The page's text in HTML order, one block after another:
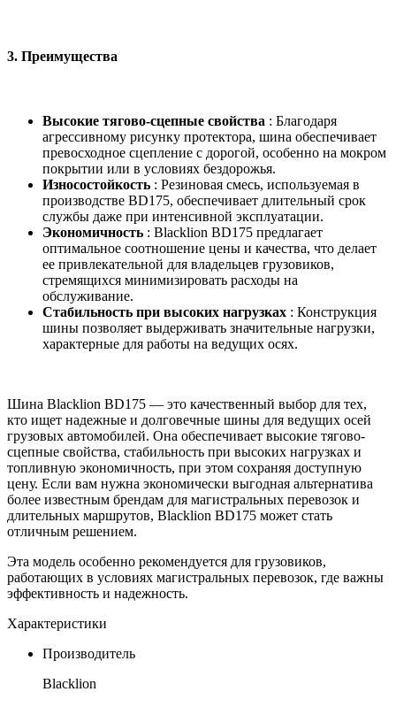
3. Преимущества
Высокие тягово-сцепные свойства : Благодаря
агрессивному рисунку протектора, шина обеспечивает
превосходное сцепление с дорогой, особенно на мокром
покрытии или в условиях бездорожья.
Износостойкость : Резиновая смесь, используемая в
производстве BD175, обеспечивает длительный срок
службы даже при интенсивной эксплуатации.
Экономичность : Blacklion BD175 предлагает
оптимальное соотношение цены и качества, что делает
ее привлекательной для владельцев грузовиков,
стремящихся минимизировать расходы на
обслуживание.
Стабильность при высоких нагрузках : Конструкция
шины позволяет выдерживать значительные нагрузки,
характерные для работы на ведущих осях.
Шина Blacklion BD175 — это качественный выбор для тех,
кто ищет надежные и долговечные шины для ведущих осей
грузовых автомобилей. Она обеспечивает высокие тягово-
сцепные свойства, стабильность при высоких нагрузках и
топливную экономичность, при этом сохраняя доступную
цену. Если вам нужна экономически выгодная альтернатива
более известным брендам для магистральных перевозок и
длительных маршрутов, Blacklion BD175 может стать
отличным решением.
Эта модель особенно рекомендуется для грузовиков,
работающих в условиях магистральных перевозок, где важны
эффективность и надежность.
Характеристики
Производитель
Blacklion